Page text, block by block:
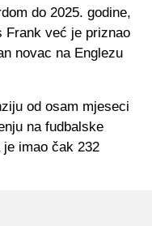
do 2025. godine,
Frank već je priznao
novac na Englezu
od osam mjeseci
na fudbalske
imao čak 232